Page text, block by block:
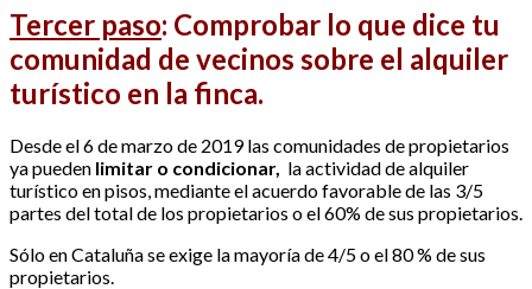
Tercer paso: Comprobar lo que dice tu
comunidad de vecinos sobre el alquiler
turístico en la finca.
Desde el 6 de marzo de 2019 las comunidades de propietarios
ya pueden limitar o condicionar, la actividad de alquiler
turístico en pisos, mediante el acuerdo favorable de las 3/5
partes del total de los propietarios o el 60% de sus propietarios.
Sólo en Cataluña se exige la mayoría de 4/5 o el 80 % de sus
propietarios.